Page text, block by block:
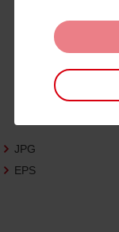
また、当
（以下「
に同意い
D図ダ
いいます
JPG
EPS